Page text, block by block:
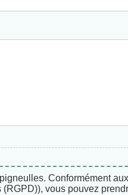
Conformément
vous pouvez